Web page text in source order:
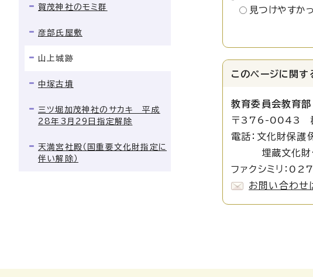
見つけやすか
このページに関す
教育委員会教育
〒376-0043 群
電話：文化財
埋蔵文化財
ファクシミリ：
お問い合わせ
賀茂神社のモミ群
彦部氏屋敷
山上城跡
中塚古墳
三ツ堀加茂神社のサカキ 平成
28年3月29日指定解除
天満宮社殿（国重要文化財指定に
伴い解除）